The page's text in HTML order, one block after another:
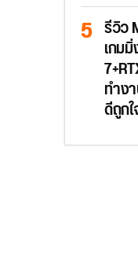
รีวิว
เกม
ทำง
ดีถูก